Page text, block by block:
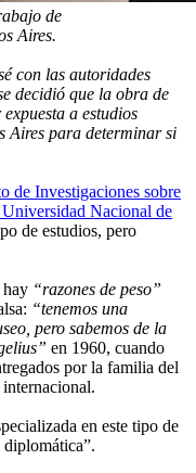
de
Aires.
con las autoridades
decidió que la obra de
a estudios
Aires para determinar si
de Investigaciones sobre
Nacional de
de estudios, pero
hay “razones de peso”
“tenemos una
pero sabemos de la
en 1960, cuando
por la familia del
en este tipo de